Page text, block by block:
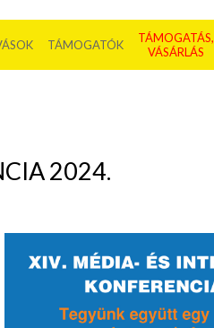
TÁMOGATÓK
TÁMOGATÁS,
VÁSÁRLÁS
2024.